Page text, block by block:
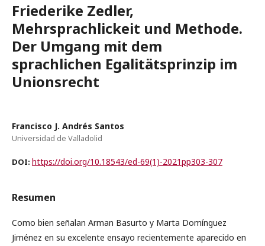
Friederike Zedler,
Mehrsprachlickeit und Methode.
Der Umgang mit dem
sprachlichen Egalitätsprinzip im
Unionsrecht
Francisco J. Andrés Santos
Universidad de Valladolid
DOI: https://doi.org/10.18543/ed-69(1)-2021pp303-307
Resumen
Como bien señalan Arman Basurto y Marta Domínguez
Jiménez en su excelente ensayo recientemente aparecido en